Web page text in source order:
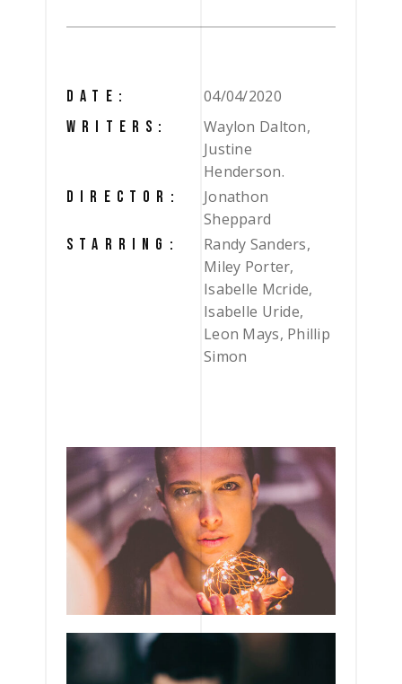
DATE: 04/04/2020
WRITERS:
Waylon Dalton,
Justine
Henderson.
DIRECTOR:
Jonathon
Sheppard
STARRING:
Randy Sanders,
Miley Porter,
Isabelle Mcride,
Isabelle Uride,
Leon Mays, Phillip
Simon